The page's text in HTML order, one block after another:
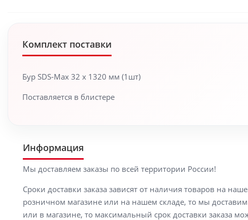
Комплект поставки
Бур SDS-Max 32 x 1320 мм (1шт)
Поставляется в блистере
Информация
Мы доставляем заказы по всей территории России!
Сроки доставки заказа зависят от наличия товаров на
розничном магазине или на нашем складе, то мы доставим
или в магазине, то максимальный срок доставки заказа